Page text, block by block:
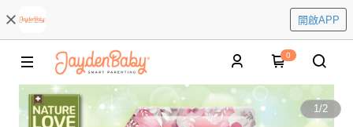
開啟APP
0
1/2